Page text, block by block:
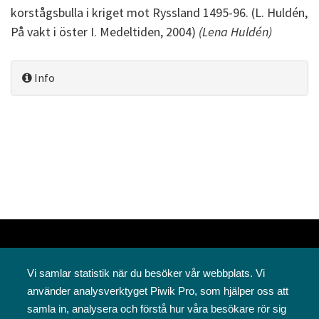
korstågsbulla i kriget mot Ryssland 1495-96. (L. Huldén,
På vakt i öster I. Medeltiden, 2004) (Lena Huldén)
Info
Vi samlar statistik när du besöker vår webbplats. Vi
använder analysverktyget Piwik Pro, som hjälper oss att
samla in, analysera och förstå hur våra besökare rör sig